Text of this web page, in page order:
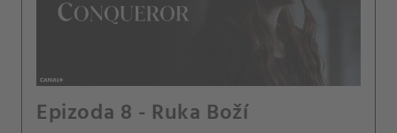
Epizoda 8 - Ruka Boží